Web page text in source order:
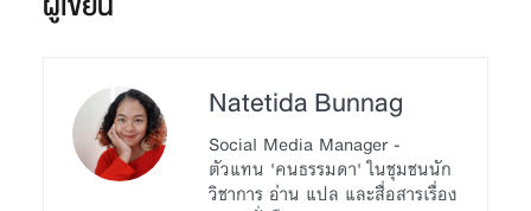
Natetida Bunnag
Social Media Manager -
ตัวแทน 'คนธรรมดา' ในชุมชนนัก
วิชาการ อ่าน แปล และสื่อสารเรื่อง